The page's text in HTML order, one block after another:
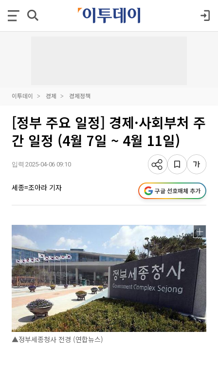
이투데이 경제 경제정책
[정부 주요 일정] 경제·사회부처 주
간 일정 (4월 7일 ~ 4월 11일)
입력 2025-04-06 09:10
세종=조아라 기자 구글 선호매체 추가
▲정부세종청사 전경 (연합뉴스)